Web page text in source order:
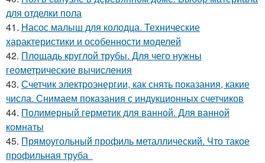
для отделки пола
41. Насос малыш для колодца. Технические
характеристики и особенности моделей
42. Площадь круглой трубы. Для чего нужны
геометрические вычисления
43. Счетчик электроэнергии, как снять показания, какие
числа. Снимаем показания с индукционных счетчиков
44. Полимерный герметик для ванной. Для ванной
комнаты
45. Прямоугольный профиль металлический. Что такое
профильная труба